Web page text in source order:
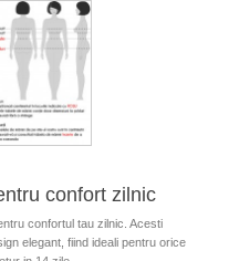
confort zilnic
confortul tau zilnic. Acesti
elegant, fiind ideali pentru orice